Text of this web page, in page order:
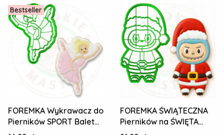
Bestseller
FOREMKA Wykrawacz do
Pierników SPORT Balet
TANIEC Balerina
FOREMKA ŚWIĄTECZNA
Pierników na ŚWIĘTA
BOŻE NARODZENIE